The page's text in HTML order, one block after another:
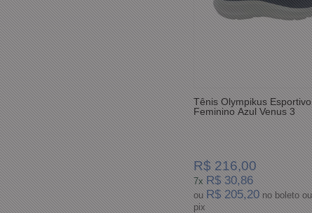
Tênis Olympikus Esportivo
Feminino Azul Venus 3
R$ 216,00
7x R$ 30,86
ou R$ 205,20 no boleto ou
pix